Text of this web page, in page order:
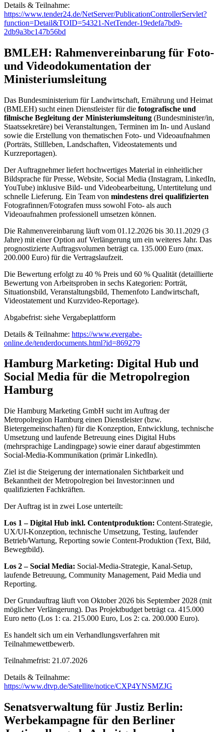
Details & Teilnahme:
https://www.tender24.de/NetServer/PublicationControllerServlet?
function=Detail&TOID=54321-NetTender-19edefa7bd9-
2db9a3bc147b56bd
BMLEH: Rahmenvereinbarung für Foto-
und Videodokumentation der
Ministeriumsleitung
Das Bundesministerium für Landwirtschaft, Ernährung und Heimat
(BMLEH) sucht einen Dienstleister für die fotografische und
filmische Begleitung der Ministeriumsleitung (Bundesminister/in,
Staatssekretäre) bei Veranstaltungen, Terminen im In- und Ausland
sowie die Erstellung von thematischen Foto- und Videoaufnahmen
(Porträts, Stillleben, Landschaften, Videostatements und
Kurzreportagen).
Der Auftragnehmer liefert hochwertiges Material in einheitlicher
Bildsprache für Presse, Website, Social Media (Instagram, LinkedIn,
YouTube) inklusive Bild- und Videobearbeitung, Untertitelung und
schnelle Lieferung. Ein Team von mindestens drei qualifizierten
Fotografinnen/Fotografen muss sowohl Foto- als auch
Videoaufnahmen professionell umsetzen können.
Die Rahmenvereinbarung läuft vom 01.12.2026 bis 30.11.2029 (3
Jahre) mit einer Option auf Verlängerung um ein weiteres Jahr. Das
prognostizierte Auftragsvolumen beträgt ca. 135.000 Euro (max.
200.000 Euro) für die Vertragslaufzeit.
Die Bewertung erfolgt zu 40 % Preis und 60 % Qualität (detaillierte
Bewertung von Arbeitsproben in sechs Kategorien: Porträt,
Situationsbild, Veranstaltungsbild, Themenfoto Landwirtschaft,
Videostatement und Kurzvideo-Reportage).
Abgabefrist: siehe Vergabeplattform
Details & Teilnahme: https://www.evergabe-
online.de/tenderdocuments.html?id=869279
Hamburg Marketing: Digital Hub und
Social Media für die Metropolregion
Hamburg
Die Hamburg Marketing GmbH sucht im Auftrag der
Metropolregion Hamburg einen Dienstleister (bzw.
Bietergemeinschaften) für die Konzeption, Entwicklung, technische
Umsetzung und laufende Betreuung eines Digital Hubs
(mehrsprachige Landingpage) sowie einer darauf abgestimmten
Social-Media-Kommunikation (primär LinkedIn).
Ziel ist die Steigerung der internationalen Sichtbarkeit und
Bekanntheit der Metropolregion bei Investor:innen und
qualifizierten Fachkräften.
Der Auftrag ist in zwei Lose unterteilt:
Los 1 – Digital Hub inkl. Contentproduktion: Content-Strategie,
UX/UI-Konzeption, technische Umsetzung, Testing, laufender
Betrieb/Wartung, Reporting sowie Content-Produktion (Text, Bild,
Bewegtbild).
Los 2 – Social Media: Social-Media-Strategie, Kanal-Setup,
laufende Betreuung, Community Management, Paid Media und
Reporting.
Der Grundauftrag läuft von Oktober 2026 bis September 2028 (mit
möglicher Verlängerung). Das Projektbudget beträgt ca. 415.000
Euro netto (Los 1: ca. 215.000 Euro, Los 2: ca. 200.000 Euro).
Es handelt sich um ein Verhandlungsverfahren mit
Teilnahmewettbewerb.
Teilnahmefrist: 21.07.2026
Details & Teilnahme:
https://www.dtvp.de/Satellite/notice/CXP4YNSMZJG
Senatsverwaltung für Justiz Berlin:
Werbekampagne für den Berliner